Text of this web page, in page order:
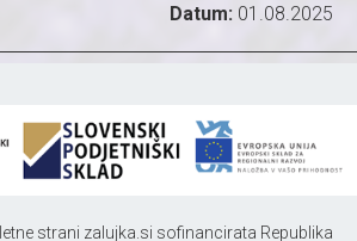
Datum: 01.08.2025
strani zalujka.si sofinancirata Republika